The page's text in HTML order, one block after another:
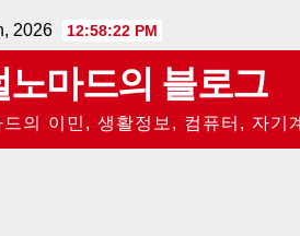
2026 12:58:22 PM
노마드의 블로그
드의 이민, 생활정보, 컴퓨터, 자기